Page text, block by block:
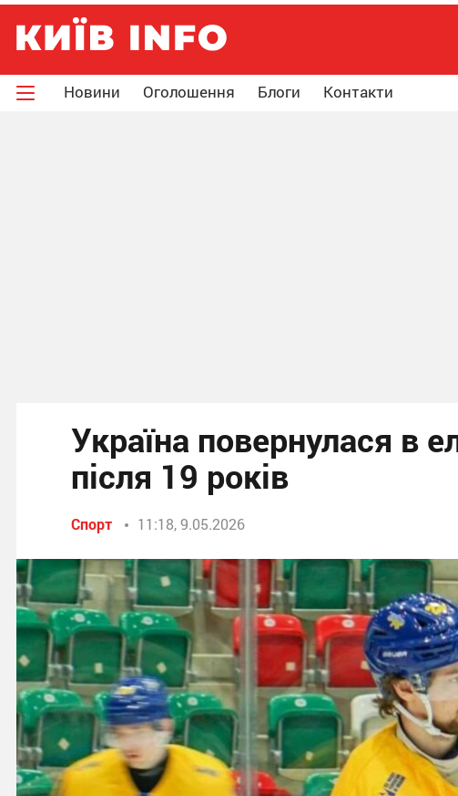
Новини Оголошення Блоги Контакти
Україна повернулася в
після 19 років
Спорт 11:18, 9.05.2026